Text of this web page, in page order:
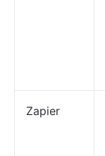
Zapier